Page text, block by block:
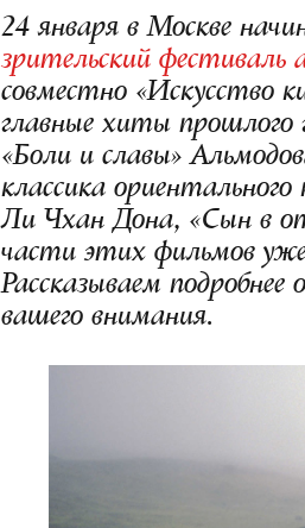
24 января в Москве
зрительский фестиваль
совместно «Искусство
главные хиты
«Боли и славы»
классика
Ли Чхан Дона, «Сын в
части этих фильмов
Рассказываем
вашего внимания.